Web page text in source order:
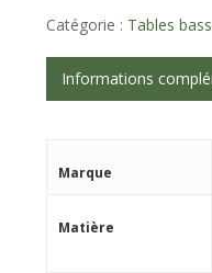
Catégorie : Tables
Informations
Marque
Matière